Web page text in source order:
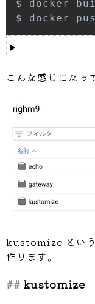
こんな感じになっ
kustomize という
作ります。
kustomize